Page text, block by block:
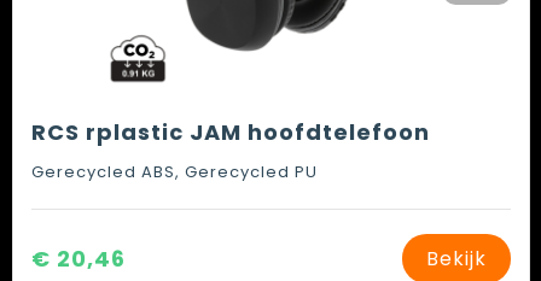
RCS rplastic JAM hoofdtelefoon
Gerecycled ABS, Gerecycled PU
€ 20,46 Bekijk